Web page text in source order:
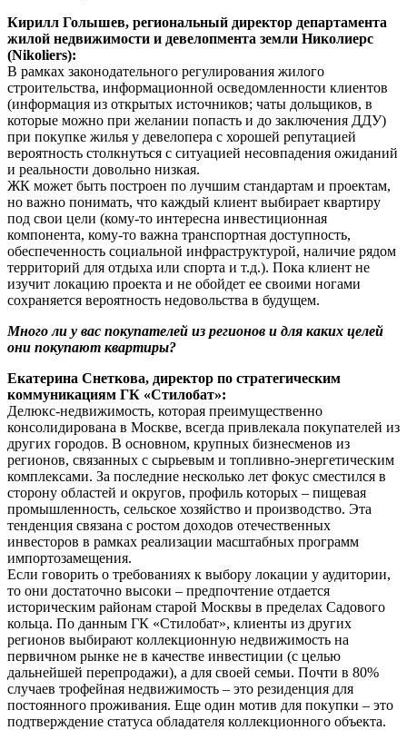
Кирилл Голышев, региональный директор департамента
жилой недвижимости и девелопмента земли Николиерс
(Nikoliers):
В рамках законодательного регулирования жилого
строительства, информационной осведомленности клиентов
(информация из открытых источников; чаты дольщиков, в
которые можно при желании попасть и до заключения ДДУ)
при покупке жилья у девелопера с хорошей репутацией
вероятность столкнуться с ситуацией несовпадения ожиданий
и реальности довольно низкая.
ЖК может быть построен по лучшим стандартам и проектам,
но важно понимать, что каждый клиент выбирает квартиру
под свои цели (кому-то интересна инвестиционная
компонента, кому-то важна транспортная доступность,
обеспеченность социальной инфраструктурой, наличие рядом
территорий для отдыха или спорта и т.д.). Пока клиент не
изучит локацию проекта и не обойдет ее своими ногами
сохраняется вероятность недовольства в будущем.
Много ли у вас покупателей из регионов и для каких целей
они покупают квартиры?
Екатерина Снеткова, директор по стратегическим
коммуникациям ГК «Стилобат»:
Делюкс-недвижимость, которая преимущественно
консолидирована в Москве, всегда привлекала покупателей из
других городов. В основном, крупных бизнесменов из
регионов, связанных с сырьевым и топливно-энергетическим
комплексами. За последние несколько лет фокус сместился в
сторону областей и округов, профиль которых – пищевая
промышленность, сельское хозяйство и производство. Эта
тенденция связана с ростом доходов отечественных
инвесторов в рамках реализации масштабных программ
импортозамещения.
Если говорить о требованиях к выбору локации у аудитории,
то они достаточно высоки – предпочтение отдается
историческим районам старой Москвы в пределах Садового
кольца. По данным ГК «Стилобат», клиенты из других
регионов выбирают коллекционную недвижимость на
первичном рынке не в качестве инвестиции (с целью
дальнейшей перепродажи), а для своей семьи. Почти в 80%
случаев трофейная недвижимость – это резиденция для
постоянного проживания. Еще один мотив для покупки – это
подтверждение статуса обладателя коллекционного объекта.